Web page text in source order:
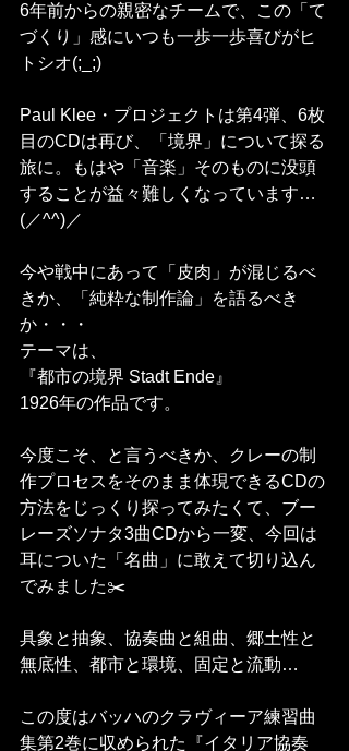
6年前からの親密なチームで、この「て
づくり」感にいつも一歩一歩喜びがヒ
トシオ(;_;)
Paul Klee・プロジェクトは第4弾、6枚
目のCDは再び、「境界」について探る
旅に。もはや「音楽」そのものに没頭
することが益々難しくなっています…
(／^^)／
今や戦中にあって「皮肉」が混じるべ
きか、「純粋な制作論」を語るべき
か・・・
テーマは、
『都市の境界 Stadt Ende』
1926年の作品です。
今度こそ、と言うべきか、クレーの制
作プロセスをそのまま体現できるCDの
方法をじっくり探ってみたくて、ブー
レーズソナタ3曲CDから一変、今回は
耳についた「名曲」に敢えて切り込ん
でみました✂️
具象と抽象、協奏曲と組曲、郷土性と
無底性、都市と環境、固定と流動…
この度はバッハのクラヴィーア練習曲
集第2巻に収められた『イタリア協奏